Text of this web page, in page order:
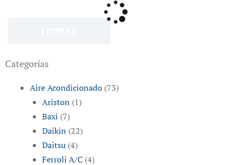
Categorías
Aire Acondicionado (73)
Ariston (1)
Baxi (7)
Daikin (22)
Daitsu (4)
Ferroli A/C (4)